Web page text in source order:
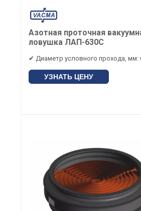
Азотная проточная
ловушка ЛАП-630С
✔ Диаметр условного прохода, мм:
УЗНАТЬ ЦЕНУ